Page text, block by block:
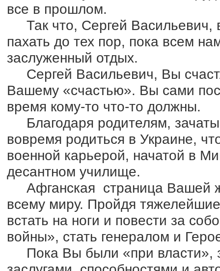
все в прошлом.
Так что, Сергей Васильевич,
пахать до тех пор, пока всем
заслуженный отдых.
Сергей Васильевич, Вы
Вашему «счастью». Вы сами
время кому-то что-то должны.
Благодаря родителям,
вовремя родиться в Украине,
военной карьерой, начатой в
десантном училище.
Афганская страница Вашей
всему миру. Пройдя
встать на ноги и повести за
войны», стать генералом и
Пока Вы были «при власти»,